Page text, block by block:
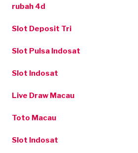
rubah 4d
Slot Deposit Tri
Slot Pulsa Indosat
Slot Indosat
Live Draw Macau
Toto Macau
Slot Indosat